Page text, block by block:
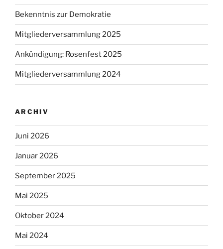
Bekenntnis zur Demokratie
Mitgliederversammlung 2025
Ankündigung: Rosenfest 2025
Mitgliederversammlung 2024
ARCHIV
Juni 2026
Januar 2026
September 2025
Mai 2025
Oktober 2024
Mai 2024